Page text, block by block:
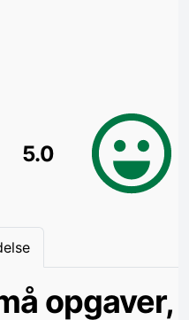
5.0
opgaver,